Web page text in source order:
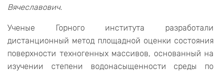
Вячеславович.
Ученые Горного института разработали
дистанционный метод площадной оценки состояния
поверхности техногенных массивов, основанный на
изучении степени водонасыщенности среды по